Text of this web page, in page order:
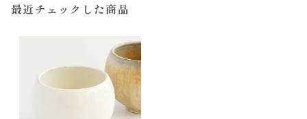
最近チェックした商品